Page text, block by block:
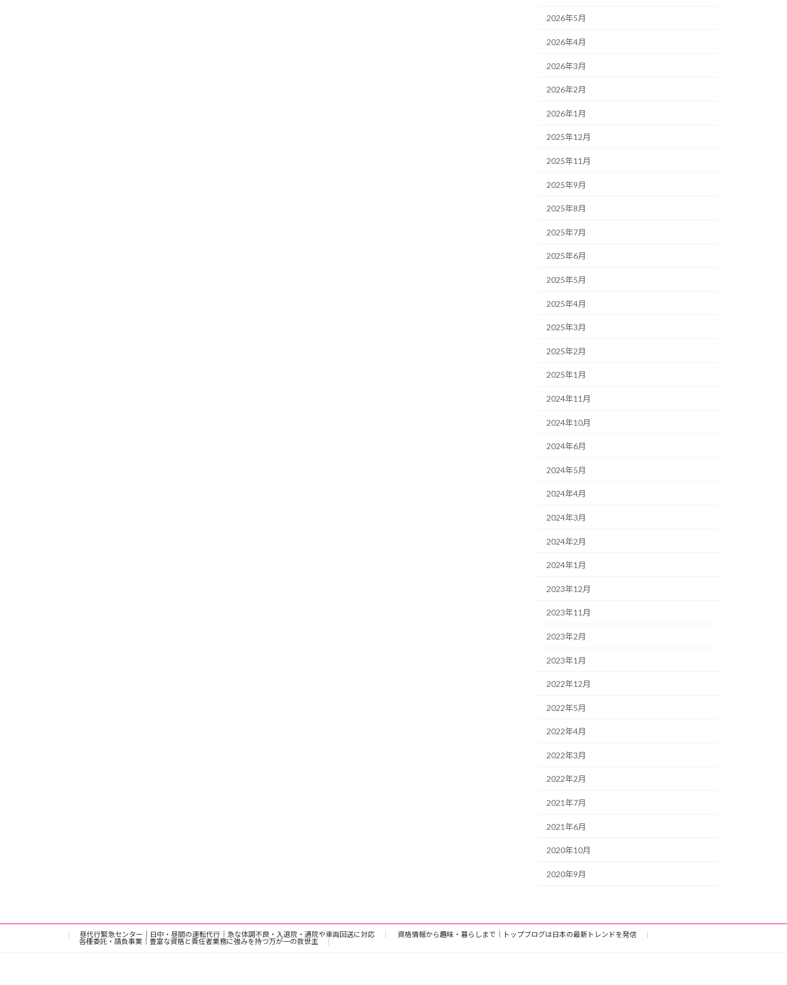
2026年5月
2026年4月
2026年3月
2026年2月
2026年1月
2025年12月
2025年11月
2025年9月
2025年8月
2025年7月
2025年6月
2025年5月
2025年4月
2025年3月
2025年2月
2025年1月
2024年11月
2024年10月
2024年6月
2024年5月
2024年4月
2024年3月
2024年2月
2024年1月
2023年12月
2023年11月
2023年2月
2023年1月
2022年12月
2022年5月
2022年4月
2022年3月
2022年2月
2021年7月
2021年6月
2020年10月
2020年9月
昼代行緊急センター｜日中・昼間の運転代行｜急な体調不良・入退院・通院や車両回送に対応
資格情報から趣味・暮らしまで｜トップブログは日本の最新トレンドを発信
各種委託・請負事業｜豊富な資格と責任者業務に強みを持つ万が一の救世主